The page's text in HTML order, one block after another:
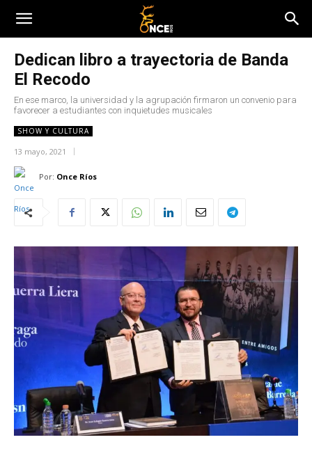
Dedican libro a trayectoria de Banda
El Recodo
En ese marco, la universidad y la agrupación firmaron un convenio para
favorecer a estudiantes con inquietudes musicales
SHOW Y CULTURA
13 mayo, 2021
Por: Once Ríos